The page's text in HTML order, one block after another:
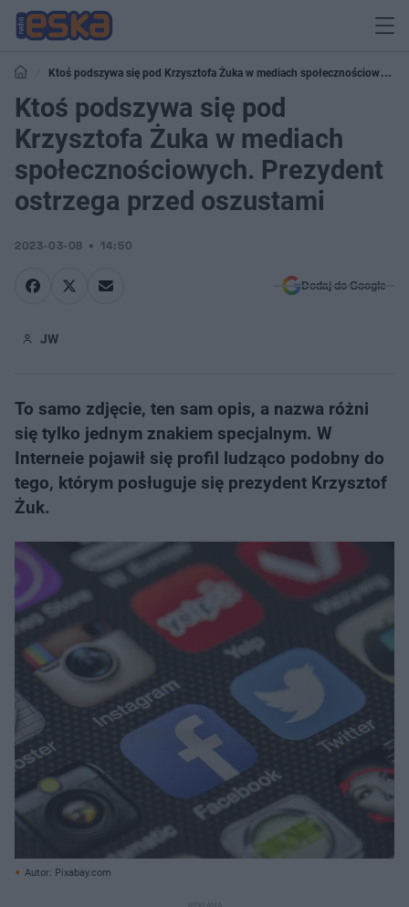
Ktoś podszywa się pod Krzysztofa Żuka w mediach społecznościowych.
Prezydent ostrzega przed oszustami
Ktoś podszywa się pod
Krzysztofa Żuka w mediach
społecznościowych. Prezydent
ostrzega przed oszustami
2023-03-08 14:50
Dodaj do Google
JW
To samo zdjęcie, ten sam opis, a nazwa różni
się tylko jednym znakiem specjalnym. W
Interneie pojawił się profil ludząco podobny do
tego, którym posługuje się prezydent Krzysztof
Żuk.
Autor: Pixabay.com